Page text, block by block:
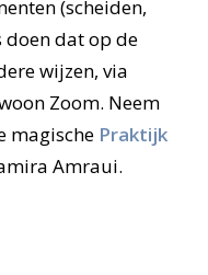
(scheiden,
doen dat op de
wijzen, via
Zoom. Neem
magische Praktijk
Amraui.